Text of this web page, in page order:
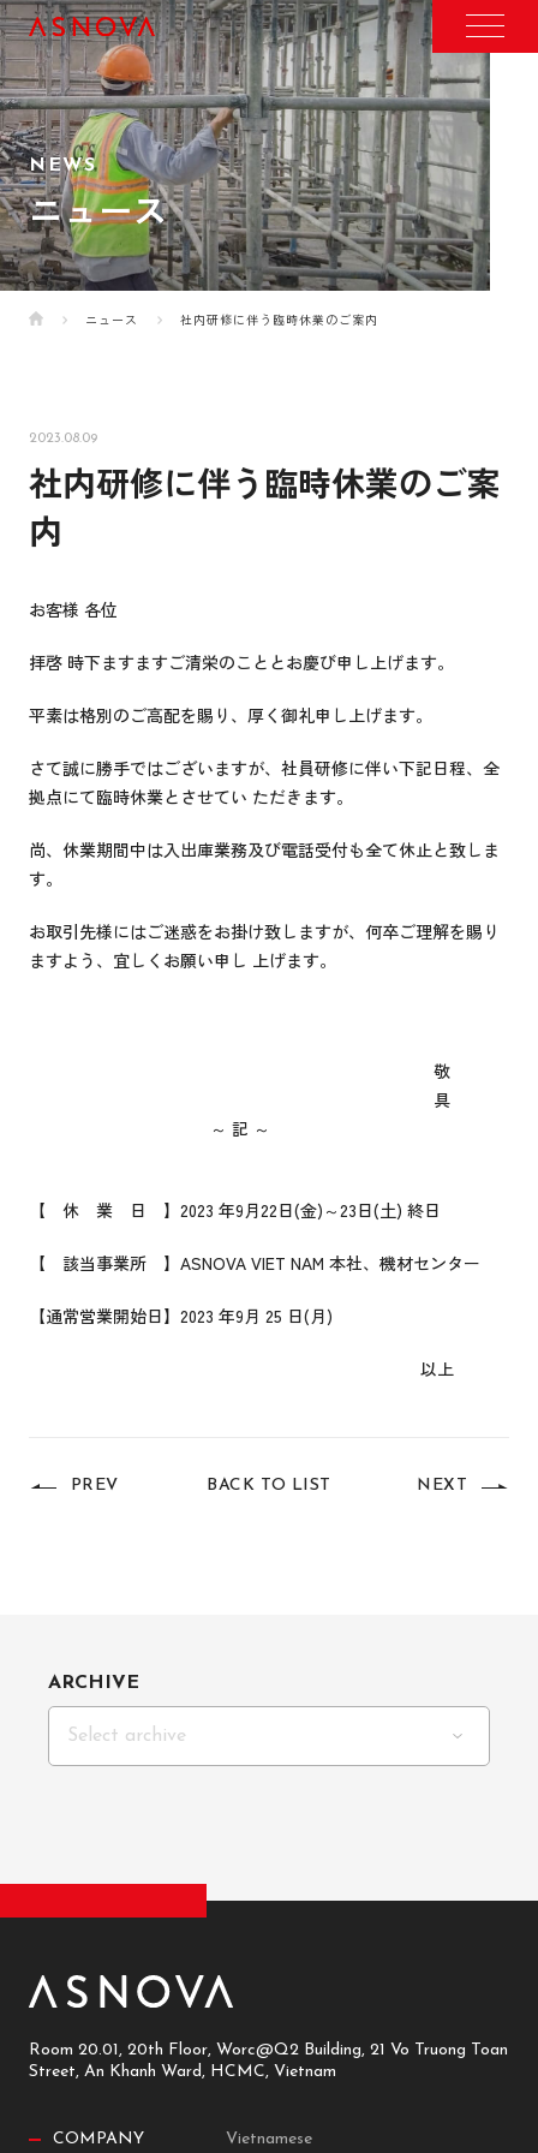
NEWS
ニュース
ニュース 社内研修に伴う臨時休業のご案内
2023.08.09
社内研修に伴う臨時休業のご案
内
お客様 各位
拝啓 時下ますますご清栄のこととお慶び申し上げます。
平素は格別のご高配を賜り、厚く御礼申し上げます。
さて誠に勝手ではございますが、社員研修に伴い下記日程、全
拠点にて臨時休業とさせてい ただきます。
尚、休業期間中は入出庫業務及び電話受付も全て休止と致しま
す。
お取引先様にはご迷惑をお掛け致しますが、何卒ご理解を賜り
ますよう、宜しくお願い申し 上げます。
敬
具
～ 記 ～
【 休 業 日 】2023 年9月22日(金)～23日(土) 終日
【 該当事業所 】ASNOVA VIET NAM 本社、機材センター
【通常営業開始日】2023 年9月 25 日(月)
以上
PREV BACK TO LIST NEXT
ARCHIVE
Select archive
Room 20.01, 20th Floor, Worc@Q2 Building, 21 Vo Truong Toan
Street, An Khanh Ward, HCMC, Vietnam
COMPANY Vietnamese